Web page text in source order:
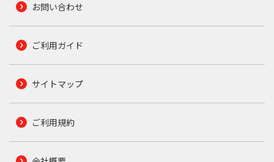
お問い合わせ
ご利用ガイド
サイトマップ
ご利用規約